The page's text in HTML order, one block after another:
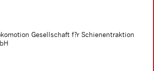
Gesellschaft f?r Schienentraktion